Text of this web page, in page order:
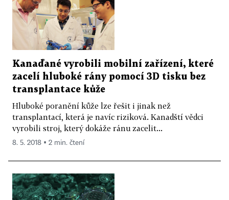
Kanaďané vyrobili mobilní zařízení, které
zacelí hluboké rány pomocí 3D tisku bez
transplantace kůže
Hluboké poranění kůže lze řešit i jinak než
transplantací, která je navíc riziková. Kanadští vědci
vyrobili stroj, který dokáže ránu zacelit...
8. 5. 2018 ▪ 2 min. čtení